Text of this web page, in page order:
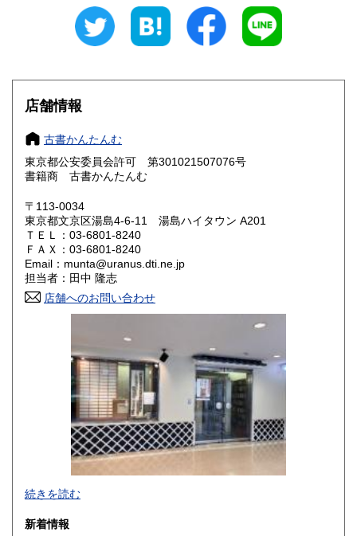
300円 三重県
大阪府
奈良県
鳥取県 300円 島根県
岡山県
山口県 300円
香川県
高知県 300円
300円 大分県
300円 鹿児島県
300円
店舗情報
古書かんたんむ
東京都公安委員会許可 第301021507076号
書籍商 古書かんたんむ
〒113-0034
東京都文京区湯島4-6-11 湯島ハイタウン A201
ＴＥＬ：03-6801-8240
ＦＡＸ：03-6801-8240
Email：munta@uranus.dti.ne.jp
担当者：田中 隆志
店舗へのお問い合わせ
続きを読む
新着情報